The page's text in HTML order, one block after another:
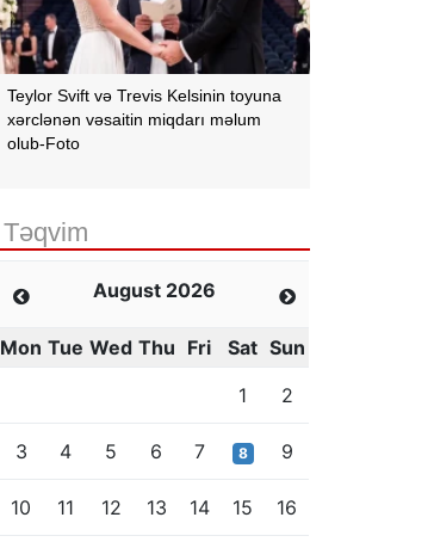
Teylor Svift və Trevis Kelsinin toyuna
xərclənən vəsaitin miqdarı məlum
olub-Foto
Təqvim
August 2026
Mon Tue Wed Thu Fri Sat Sun
1
2
3 4 5 6 7 8 9
10 11 12 13 14 15 16